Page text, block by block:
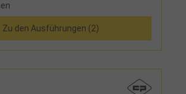
mit Sicherheits-Drehriegel
zur Verwendung eines
mit Zylinderschloss gegen
Lüftungsöffnungen in
wahlweise bodenstehend, mit
mit 2
Zu den Ausführungen (2)